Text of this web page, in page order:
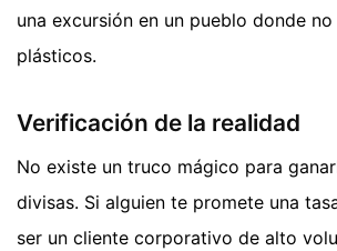
una excursión en un pueblo donde
plásticos.
Verificación de la realidad
No existe un truco mágico para
divisas. Si alguien te promete una
ser un cliente corporativo de alto